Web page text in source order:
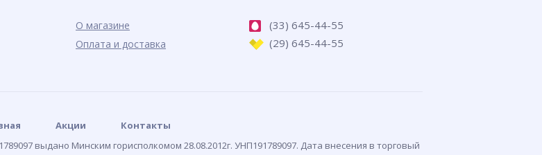
О магазине
Оплата и доставка
(33) 645-44-55
(29) 645-44-55
Акции
Контакты
выдано Минским горисполкомом 28.08.2012г. УНП191789097. Дата внесения в торговый